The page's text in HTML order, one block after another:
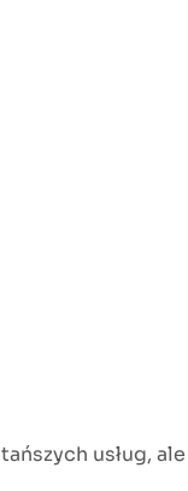
usług,